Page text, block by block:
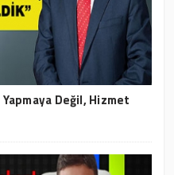
Değil, Hizmet